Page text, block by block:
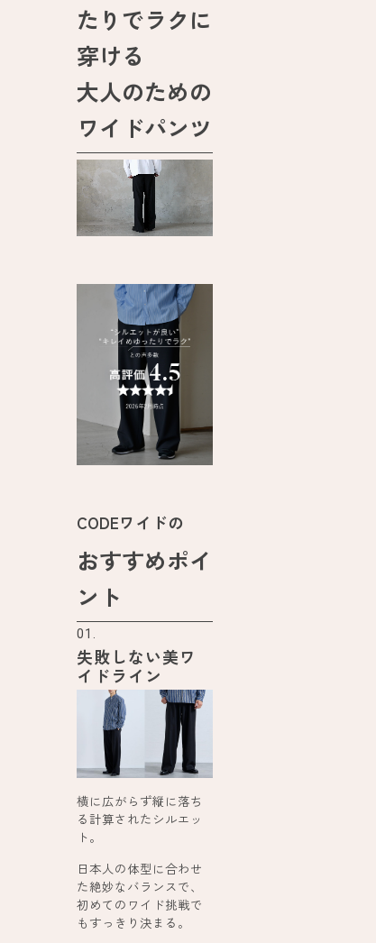
たりでラクに
穿ける
大人のための
ワイドパンツ
CODEワイドの
おすすめポイ
ント
01.
失敗しない美ワ
イドライン
横に広がらず縦に落ち
る計算されたシルエッ
ト。
日本人の体型に合わせ
た絶妙なバランスで、
初めてのワイド挑戦で
もすっきり決まる。